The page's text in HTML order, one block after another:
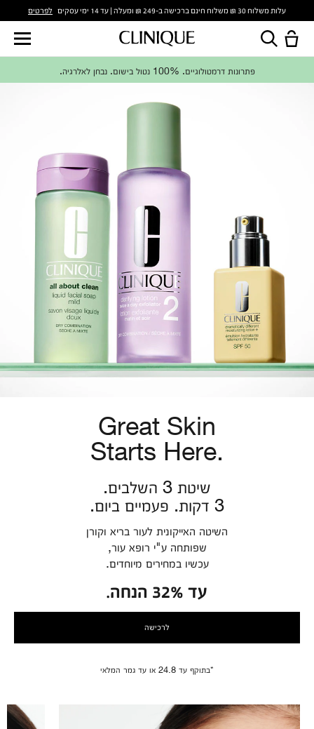
עלות משלוח 30 ₪ משלוח חינם ברכישה ב-249 ₪ ומעלה | עד 14 ימי עסקים לפרטים
פתרונות דרמטולוגיים. 100% נטול בישום. נבחן לאלרגיה.
Great Skin
Starts Here.
שיטת 3 השלבים.
3 דקות. פעמיים ביום.
השיטה האייקונית לעור בריא וקורן
שפותחה ע"י רופא עור,
עכשיו במחירים מיוחדים.
עד 32% הנחה.
לרכישה
*בתוקף עד 24.8 או עד גמר המלאי